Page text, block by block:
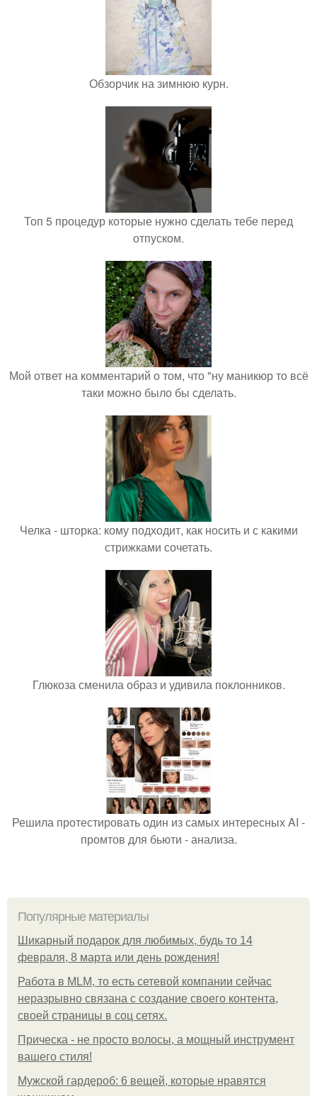
Обзорчик на зимнюю курн.
Топ 5 процедур которые нужно сделать тебе перед
отпуском.
Мой ответ на комментарий о том, что "ну маникюр то всё
таки можно было бы сделать.
Челка - шторка: кому подходит, как носить и с какими
стрижками сочетать.
Глюкоза сменила образ и удивила поклонников.
Решила протестировать один из самых интересных AI -
промтов для бьюти - анализа.
Популярные материалы
Шикарный подарок для любимых, будь то 14
февраля, 8 марта или день рождения!
Работа в MLM, то есть сетевой компании сейчас
неразрывно связана с создание своего контента,
своей страницы в соц сетях.
Прическа - не просто волосы, а мощный инструмент
вашего стиля!
Мужской гардероб: 6 вещей, которые нравятся